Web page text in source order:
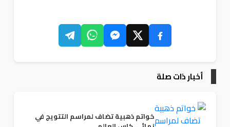
أخبار ذات صلة
خواتم ذهبية تضاف لمراسم التتويج في